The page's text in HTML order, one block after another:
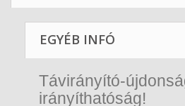
EGYÉB INFÓ
Távirányító-
irányíthatóság!